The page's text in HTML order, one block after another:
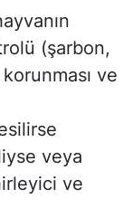
(şarbon,
ve
veya
ve